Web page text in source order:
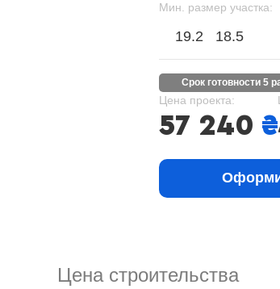
Мин. размер участка:
19.2 18.5
срок готовности 5
Цена проекта:
57 240 ₴
Цена строительства